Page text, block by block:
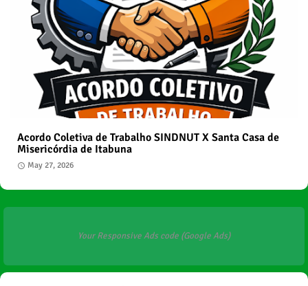
Acordo Coletiva de Trabalho SINDNUT X Santa Casa de
Misericórdia de Itabuna
May 27, 2026
Your Responsive Ads code (Google Ads)